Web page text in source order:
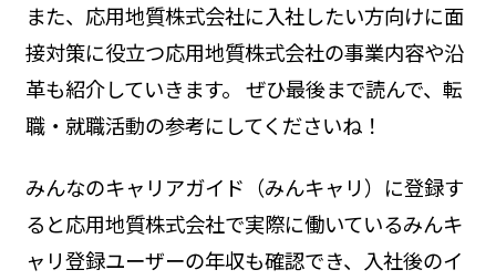
また、応用地質株式会社に入社したい方向けに面
接対策に役立つ応用地質株式会社の事業内容や沿
革も紹介していきます。 ぜひ最後まで読んで、転
職・就職活動の参考にしてくださいね！
みんなのキャリアガイド（みんキャリ）に登録す
ると応用地質株式会社で実際に働いているみんキ
ャリ登録ユーザーの年収も確認でき、入社後のイ